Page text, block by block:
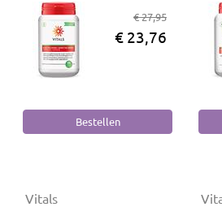
€ 27,95
€ 23,76
Vitals